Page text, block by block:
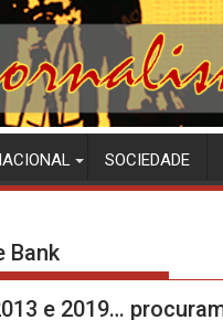
SOCIEDADE
Bank
e 2019…